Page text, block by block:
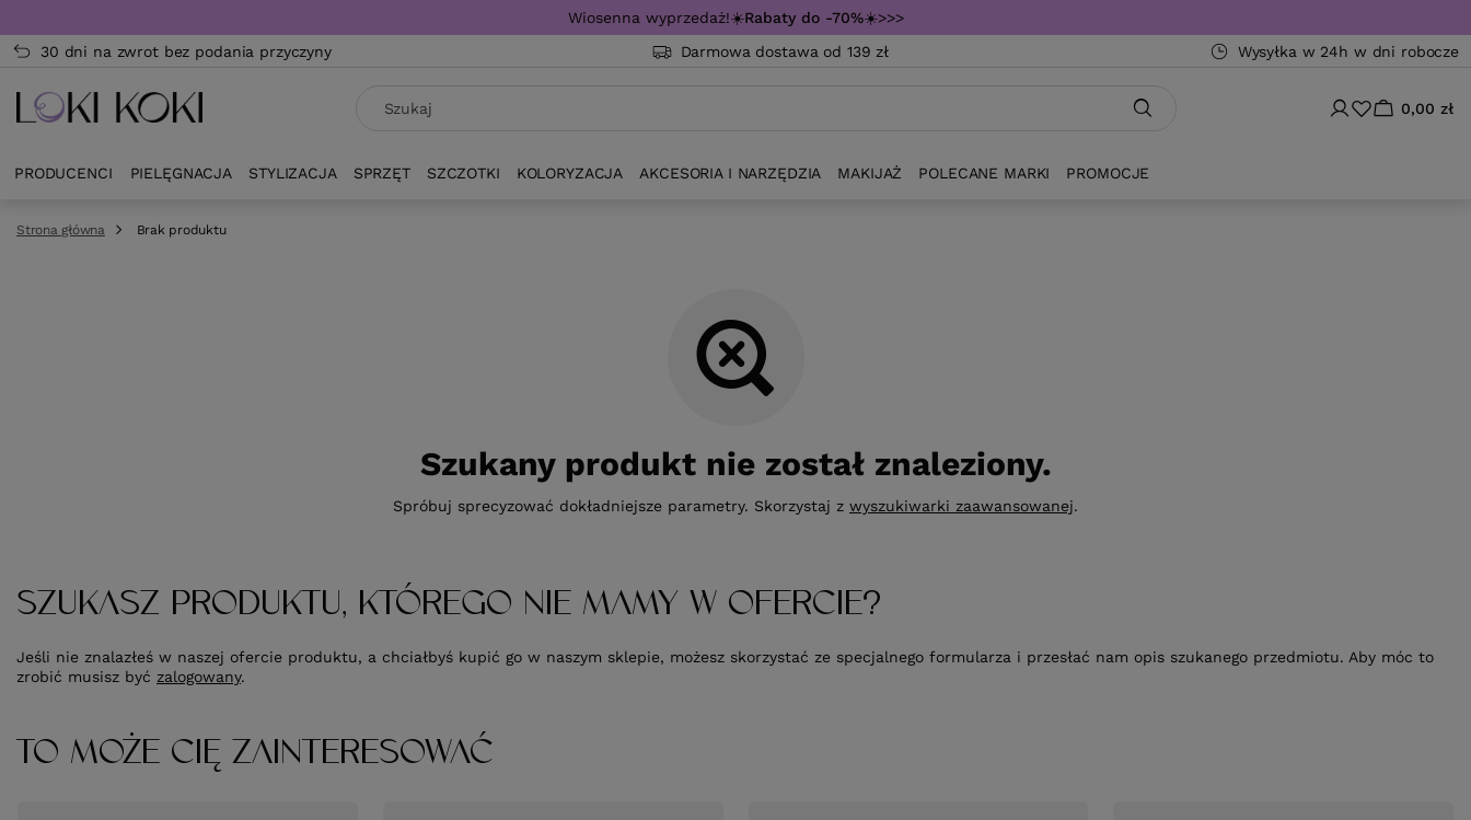
Wiosenna wyprzedaż!☀️Rabaty do -70%☀️>>>
30 dni na zwrot bez podania przyczyny
Darmowa dostawa od 139 zł Wysyłka w 24h w dni robocze
0,00 zł
PRODUCENCI PIELĘGNACJA STYLIZACJA SPRZĘT SZCZOTKI KOLORYZACJA AKCESORIA I NARZĘDZIA MAKIJAŻ POLECANE MARKI PROMOCJE
Strona główna Brak produktu
Szukany produkt nie został znaleziony.
Spróbuj sprecyzować dokładniejsze parametry. Skorzystaj z wyszukiwarki zaawansowanej.
SZUKASZ PRODUKTU, KTÓREGO NIE MAMY W OFERCIE?
Jeśli nie znalazłeś w naszej ofercie produktu, a chciałbyś kupić go w naszym sklepie, możesz skorzystać ze specjalnego formularza i przesłać nam opis szukanego przedmiotu. Aby móc to
zrobić musisz być zalogowany.
TO MOŻE CIĘ ZAINTERESOWAĆ